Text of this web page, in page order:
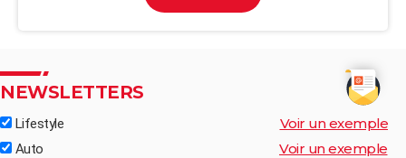
NEWSLETTERS
Lifestyle Voir un exemple
Auto Voir un exemple